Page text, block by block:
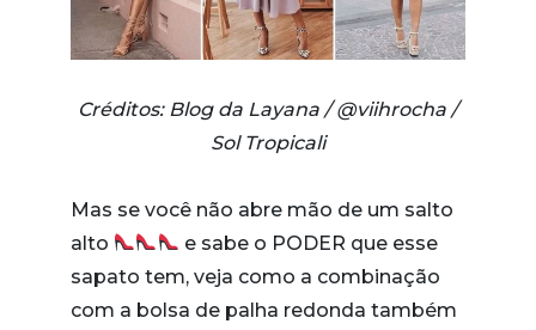
Créditos: Blog da Layana / @viihrocha /
Sol Tropicali
Mas se você não abre mão de um salto
alto
e sabe o PODER que esse
sapato tem, veja como a combinação
com a bolsa de palha redonda também